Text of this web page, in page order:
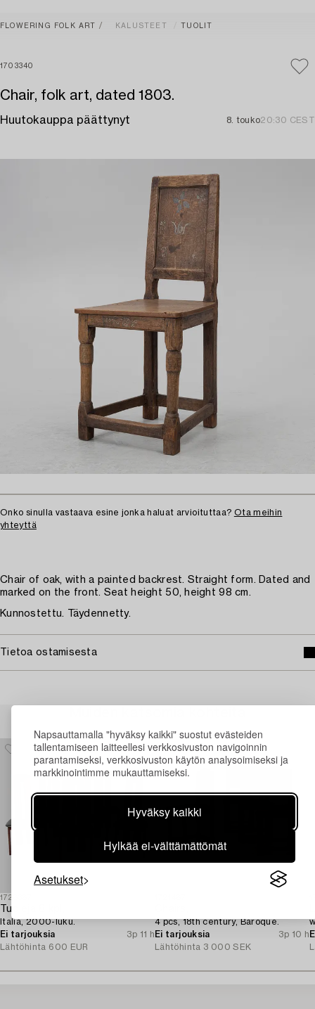
Napsauttamalla "hyväksy kaikki" suostut evästeiden
tallentamiseen laitteellesi verkkosivuston navigoinnin
parantamiseksi, verkkosivuston käytön analysoimiseksi ja
markkinointimme mukauttamiseksi.
Hyväksy kaikki
Hylkää ei-välttämättömät
Asetukset
FLOWERING FOLK ART KALUSTEET TUOLIT
1703340
Chair, folk art, dated 1803.
Huutokauppa päättynyt 8. touko20:30 CEST
Onko sinulla vastaava esine jonka haluat arvioituttaa? Ota meihin
yhteyttä
Chair of oak, with a painted backrest. Straight form. Dated and
marked on the front. Seat height 50, height 98 cm.
Kunnostettu. Täydennetty.
Tietoa ostamisesta
1728387
Tuoleja 8 kpl,
Italia, 2000-luku.
Ei tarjouksia
3p 11 h
Lähtöhinta 600 EUR
4 pcs, 18th century, Baroque.
Ei tarjouksia
3p 10 h
Lähtöhinta 3 000 SEK